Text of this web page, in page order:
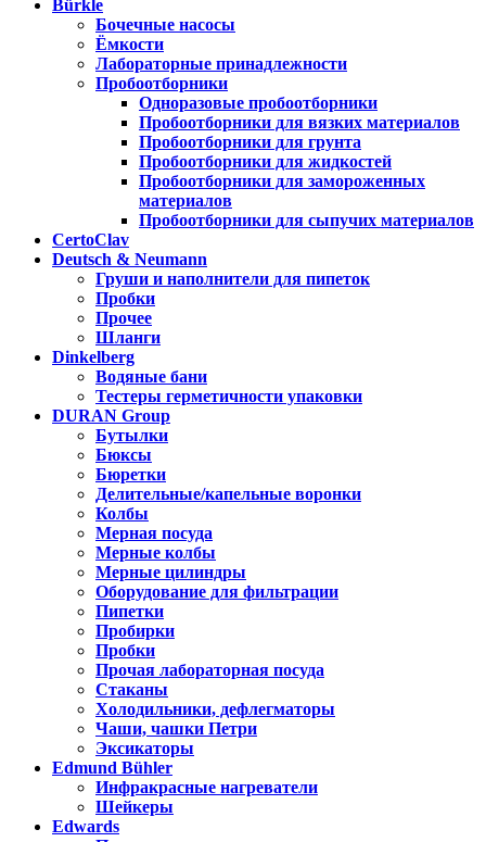
Bürkle
Бочечные насосы
Ёмкости
Лабораторные принадлежности
Пробоотборники
Одноразовые пробоотборники
Пробоотборники для вязких материалов
Пробоотборники для грунта
Пробоотборники для жидкостей
Пробоотборники для замороженных
материалов
Пробоотборники для сыпучих материалов
CertoClav
Deutsch & Neumann
Груши и наполнители для пипеток
Пробки
Прочее
Шланги
Dinkelberg
Водяные бани
Тестеры герметичности упаковки
DURAN Group
Бутылки
Бюксы
Бюретки
Делительные/капельные воронки
Колбы
Мерная посуда
Мерные колбы
Мерные цилиндры
Оборудование для фильтрации
Пипетки
Пробирки
Пробки
Прочая лабораторная посуда
Стаканы
Холодильники, дефлегматоры
Чаши, чашки Петри
Эксикаторы
Edmund Bühler
Инфракрасные нагреватели
Шейкеры
Edwards